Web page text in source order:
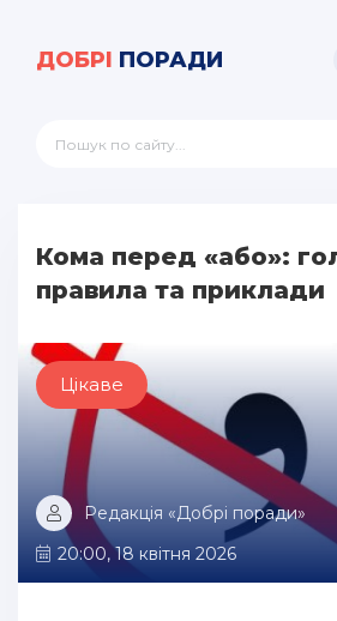
ДОБРІ ПОРАДИ
Кома перед «або»:
правила та приклади
Цікаве
Редакція «Добрі поради»
20:00, 18 квітня 2026